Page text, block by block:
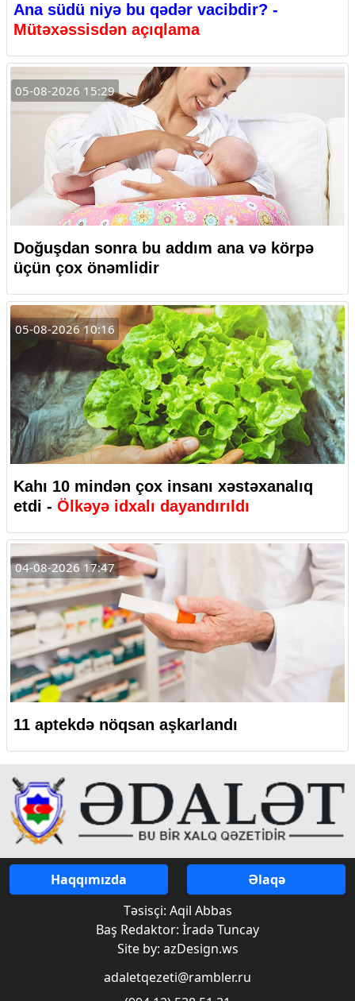
Ana südü niyə bu qədər vacibdir? -
Mütəxəssisdən açıqlama
05-08-2026 15:29
Doğuşdan sonra bu addım ana və körpə
üçün çox önəmlidir
05-08-2026 10:16
Kahı 10 mindən çox insanı xəstəxanalıq
etdi - Ölkəyə idxalı dayandırıldı
04-08-2026 17:47
11 aptekdə nöqsan aşkarlandı
Haqqımızda
Əlaqə
Təsisçi: Aqil Abbas
Baş Redaktor: İradə Tuncay
Site by: azDesign.ws
adaletqezeti@rambler.ru